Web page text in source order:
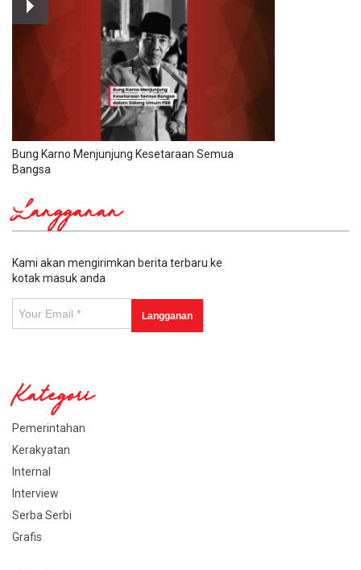
Bung Karno Menjunjung Kesetaraan Semua
Bangsa
Langganan
Kami akan mengirimkan berita terbaru ke
kotak masuk anda
Kategori
Pemerintahan
Kerakyatan
Internal
Interview
Serba Serbi
Grafis